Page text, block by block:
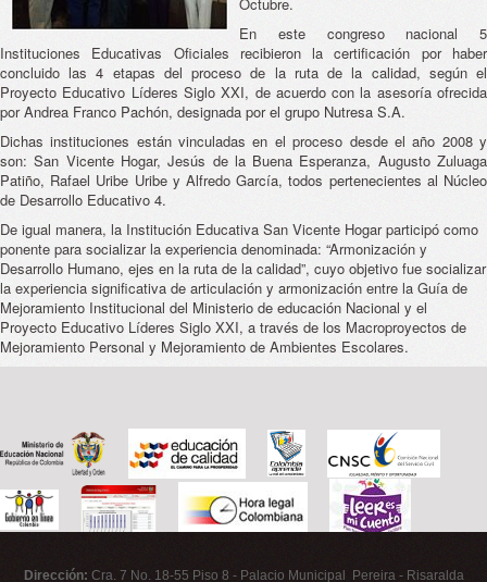
En este congreso nacional 5
Instituciones Educativas Oficiales recibieron la certificación por haber
concluido las 4 etapas del proceso de la ruta de la calidad, según el
Proyecto Educativo Líderes Siglo XXI, de acuerdo con la asesoría ofrecida
por Andrea Franco Pachón, designada por el grupo Nutresa S.A.
Dichas instituciones están vinculadas en el proceso desde el año 2008 y
son: San Vicente Hogar, Jesús de la Buena Esperanza, Augusto Zuluaga
Patiño, Rafael Uribe Uribe y Alfredo García, todos pertenecientes al Núcleo
de Desarrollo Educativo 4.
De igual manera, la Institución Educativa San Vicente Hogar participó como
ponente para socializar la experiencia denominada: “Armonización y
Desarrollo Humano, ejes en la ruta de la calidad”, cuyo objetivo fue socializar
la experiencia significativa de articulación y armonización entre la Guía de
Mejoramiento Institucional del Ministerio de educación Nacional y el
Proyecto Educativo Líderes Siglo XXI, a través de los Macroproyectos de
Mejoramiento Personal y Mejoramiento de Ambientes Escolares.
Dirección: Cra. 7 No. 18-55 Piso 8 - Palacio Municipal Pereira - Risaralda